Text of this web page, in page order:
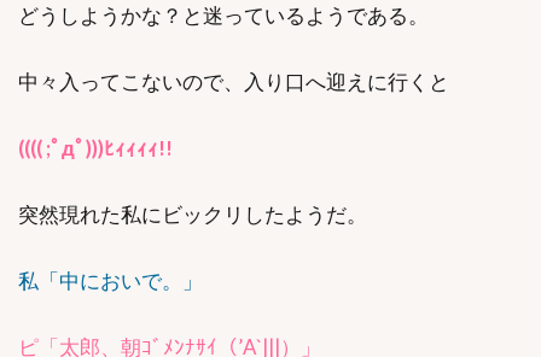
どうしようかな？と迷っているようである。
中々入ってこないので、入り口へ迎えに行くと
(((( ;ﾟдﾟ)))ﾋｨｨｨｨ!!
突然現れた私にビックリしたようだ。
私「中においで。」
ピ「太郎、朝ｺﾞﾒﾝﾅｻｲ（’A`|||）」